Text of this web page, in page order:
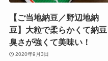
【ご当地納豆／野辺地納
豆】大粒で柔らかくて納豆
臭さが強くて美味い！
2020年9月3日